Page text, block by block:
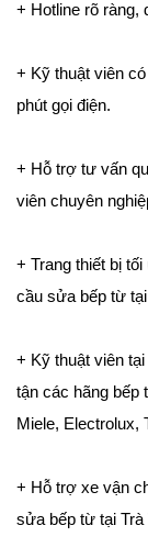
+ Hotline rõ ràng,
+ Kỹ thuật viên
phút gọi điện.
+ Hỗ trợ tư vấn
viên chuyên
+ Trang thiết bị
cầu sửa bếp từ
+ Kỹ thuật viên
tận các hãng bếp
Miele, Electrolux,
+ Hỗ trợ xe vận
sửa bếp từ tại